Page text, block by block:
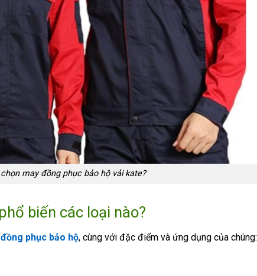
may đồng phục bảo hộ vải kate?
biến các loại nào?
phục bảo hộ, cùng với đặc điểm và ứng dụng của chúng: